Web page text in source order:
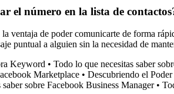
el número en la lista de
de poder comunicarte de forma
puntual a alguien sin la necesidad de
Keyword • Todo lo que necesitas saber
Marketplace • Descubriendo el
sobre Facebook Business Manager•